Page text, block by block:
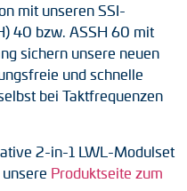
mit unseren SSI-
40 bzw. ASSH 60 mit
sichern unsere neuen
und schnelle
bei Taktfrequenzen
2-in-1 LWL-Modulset
Produktseite zum